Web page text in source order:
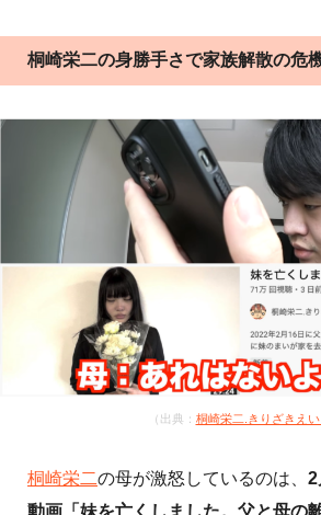
桐崎栄二の身勝手さで家族解散の危
（出典： 桐崎栄二.きりざきえい
桐崎栄二の母が激怒しているのは、 2
動画「妹を亡くしました。父と母の